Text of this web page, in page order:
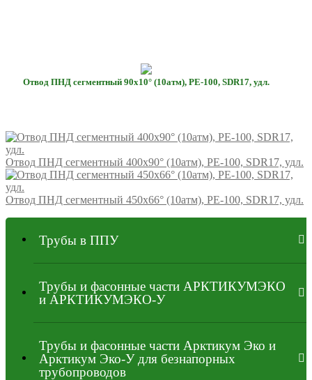
Отвод ПНД сегментный 90х10° (10атм), РЕ-100, SDR17, удл.
Отвод ПНД сегментный 400х90° (10атм), РЕ-100, SDR17, удл.
Отвод ПНД сегментный 450х66° (10атм), РЕ-100, SDR17, удл.
Трубы в ППУ
Трубы и фасонные части АРКТИКУМЭКО
и АРКТИКУМЭКО-У
Трубы и фасонные части Арктикум Эко и
Арктикум Эко-У для безнапорных
трубопроводов